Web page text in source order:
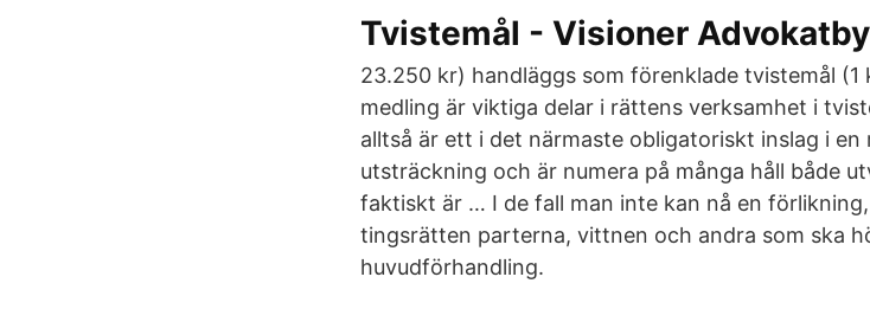
Tvistemål - Visioner
23.250 kr) handläggs som förenklade tvistemål (1
medling är viktiga delar i rättens verksamhet i
alltså är ett i det närmaste obligatoriskt inslag i
utsträckning och är numera på många håll både
faktiskt är … I de fall man inte kan nå en
tingsrätten parterna, vittnen och andra som ska
huvudförhandling.